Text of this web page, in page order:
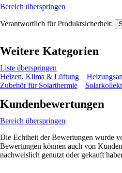
Bereich überspringen
Verantwortlich für Produktsicherheit:
Weitere Kategorien
Liste überspringen
Heizen, Klima & Lüftung
Zubehör für Solarthermie
Kundenbewertungen
Bereich überspringen
Die Echtheit der Bewertungen wurde
Bewertungen können auch von
nachweislich genutzt oder gekauft